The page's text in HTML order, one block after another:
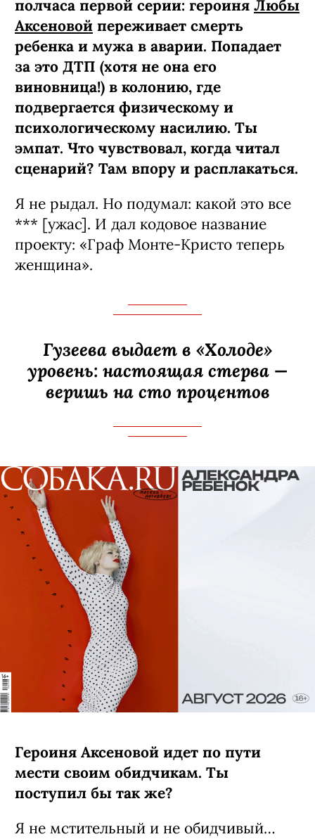
полчаса первой серии: героиня Любы
Аксеновой переживает смерть
ребенка и мужа в аварии. Попадает
за это ДТП (хотя не она его
виновница!) в колонию, где
подвергается физическому и
психологическому насилию. Ты
эмпат. Что чувствовал, когда читал
сценарий? Там впору и расплакаться.
Я не рыдал. Но подумал: какой это все
*** [ужас]. И дал кодовое название
проекту: «Граф Монте-­Кристо теперь
женщина».
Гузеева выдает в «Холоде»
уровень: настоящая стерва —
веришь на сто процентов
Героиня Аксеновой идет по пути
мести своим обидчикам. Ты
поступил бы так же?
Я не мстительный и не обидчивый…